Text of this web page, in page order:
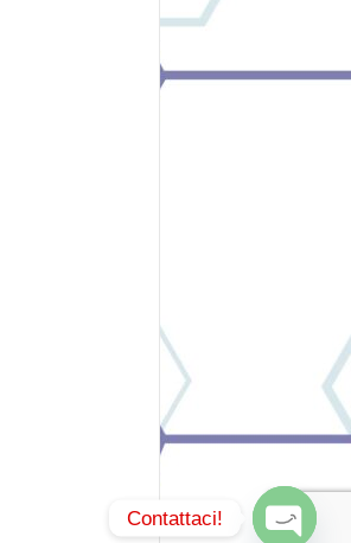
Contattaci!